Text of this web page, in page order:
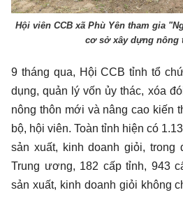
Hội viên CCB xã Phù Yên tham gia
cơ sở xây dựng nông
9 tháng qua, Hội CCB tỉnh tổ
dụng, quản lý vốn ủy thác, xóa
nông thôn mới và nâng cao kiến
bộ, hội viên. Toàn tỉnh hiện có
sản xuất, kinh doanh giỏi, trong
Trung ương, 182 cấp tỉnh, 943
sản xuất, kinh doanh giỏi không